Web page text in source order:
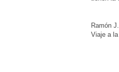
Ramón
Viaje a